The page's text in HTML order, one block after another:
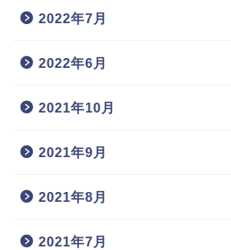
2022年7月
2022年6月
2021年10月
2021年9月
2021年8月
2021年7月